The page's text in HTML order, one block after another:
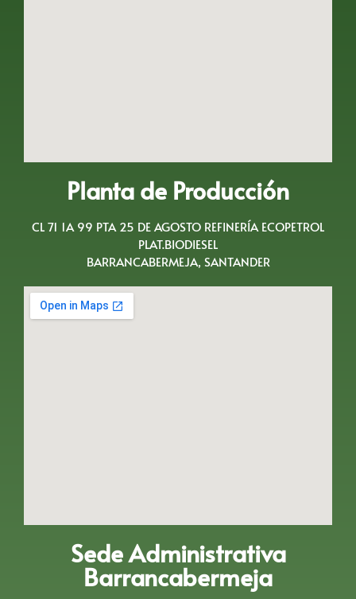
Planta de Producción
CL 71 1A 99 PTA 25 DE AGOSTO REFINERÍA ECOPETROL
PLAT.BIODIESEL
BARRANCABERMEJA, SANTANDER
Sede Administrativa
Barrancabermeja